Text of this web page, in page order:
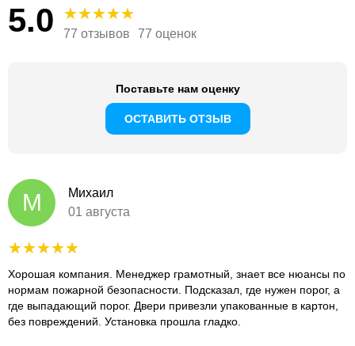
5.0 77 отзывов 77 оценок
Поставьте нам оценку
ОСТАВИТЬ ОТЗЫВ
М
Михаил
01 августа
Хорошая компания. Менеджер грамотный, знает все нюансы по
нормам пожарной безопасности. Подсказал, где нужен порог, а
где выпадающий порог. Двери привезли упакованные в картон,
без повреждений. Установка прошла гладко.